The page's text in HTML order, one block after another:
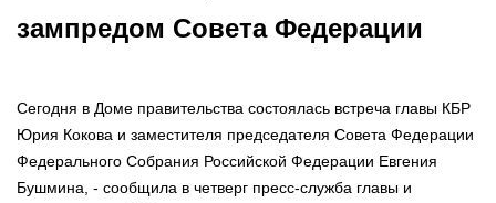
зампредом Совета Федерации
Сегодня в Доме правительства состоялась встреча главы КБР
Юрия Кокова и заместителя председателя Совета Федерации
Федерального Собрания Российской Федерации Евгения
Бушмина, - сообщила в четверг пресс-служба главы и